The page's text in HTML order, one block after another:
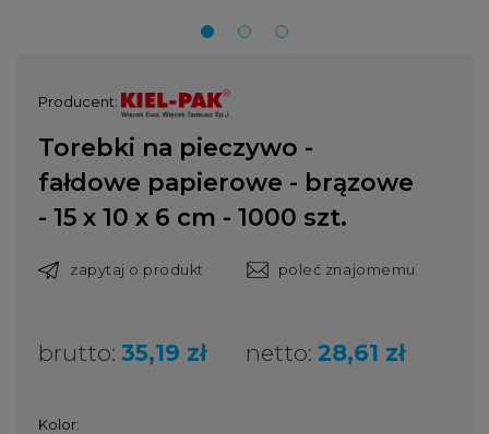
Producent:
Torebki na pieczywo -
fałdowe papierowe - brązowe
- 15 x 10 x 6 cm - 1000 szt.
zapytaj o produkt poleć znajomemu
brutto: 35,19 zł netto: 28,61 zł
Kolor: